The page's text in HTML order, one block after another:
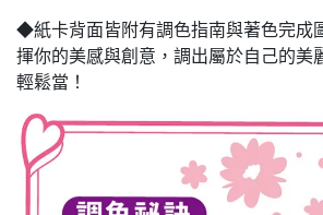
◆紙卡背面皆附有調色指南與著色完成
揮你的美感與創意，調出屬於自己的美
輕鬆當！